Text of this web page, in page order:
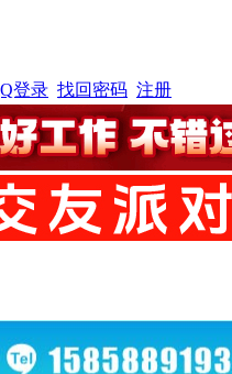
找回密码 注册